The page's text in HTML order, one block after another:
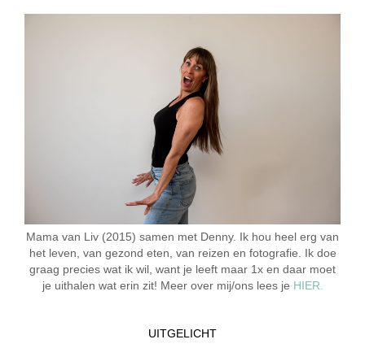
Mama van Liv (2015) samen met Denny. Ik hou heel erg van
het leven, van gezond eten, van reizen en fotografie. Ik doe
graag precies wat ik wil, want je leeft maar 1x en daar moet
je uithalen wat erin zit! Meer over mij/ons lees je HIER.
UITGELICHT